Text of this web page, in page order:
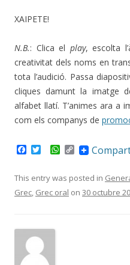
ΧΑΙΡΕΤΕ!
N.B.: Clica el play, escolta
creativitat dels noms en
tota l’audició. Passa
cliques damunt la imatge
alfabet llatí. T’animes ara a
com els companys de
e
b
o
t
t
e
W
t
s
A
C
o
y
L
i
This entry was posted in
Grec, Grec oral on 30 octubre